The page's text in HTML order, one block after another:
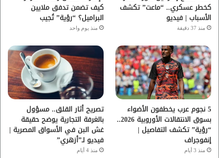
م
كخطر عسكري.. “ماعت” تكشف
الأسباب | فيديو
منذ 37 دقيقة
كيف تضمن تدفق ملايين
البراميل؟ “رؤية” تُجيب
منذ يوم واحد
5 نجوم عرب يخطفون الأضواء
بسوق الانتقالات الأوروبية 2026..
“رؤية” تكشف التفاصيل |
إنفوجراف
منذ 3 أيام
تصريح أثار القلق.. مسؤول
بالغرفة التجارية يوضح حقيقة
غش البن في الأسواق المصرية |
فيديو لـ”أزهري”
منذ 4 أيام